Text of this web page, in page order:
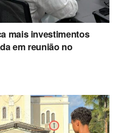
mais investimentos
em reunião no